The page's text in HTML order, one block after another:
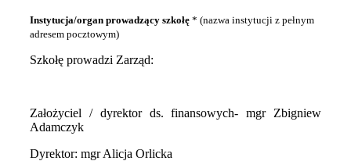
Instytucja/organ prowadzący szkołę * (nazwa instytucji z pełnym
adresem pocztowym)
Szkołę prowadzi Zarząd:
Założyciel / dyrektor ds. finansowych- mgr Zbigniew
Adamczyk
Dyrektor: mgr Alicja Orlicka